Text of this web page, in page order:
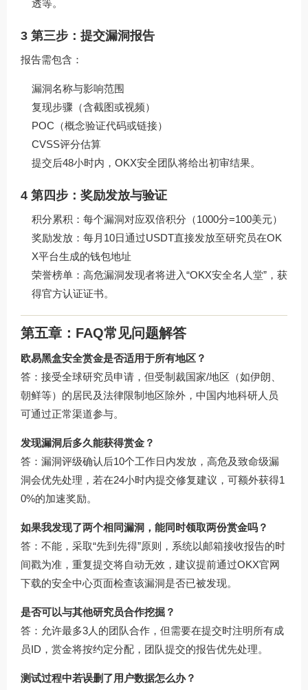
透等。
3 第三步：提交漏洞报告
报告需包含：
漏洞名称与影响范围
复现步骤（含截图或视频）
POC（概念验证代码或链接）
CVSS评分估算
提交后48小时内，OKX安全团队将给出初审结果。
4 第四步：奖励发放与验证
积分累积：每个漏洞对应双倍积分（1000分=100美元）
奖励发放：每月10日通过USDT直接发放至研究员在OK
X平台生成的钱包地址
荣誉榜单：高危漏洞发现者将进入“OKX安全名人堂”，获
得官方认证证书。
第五章：FAQ常见问题解答
欧易黑盒安全赏金是否适用于所有地区？
答：接受全球研究员申请，但受制裁国家/地区（如伊朗、
朝鲜等）的居民及法律限制地区除外，中国内地科研人员
可通过正常渠道参与。
发现漏洞后多久能获得赏金？
答：漏洞评级确认后10个工作日内发放，高危及致命级漏
洞会优先处理，若在24小时内提交修复建议，可额外获得1
0%的加速奖励。
如果我发现了两个相同漏洞，能同时领取两份赏金吗？
答：不能，采取“先到先得”原则，系统以邮箱接收报告的时
间戳为准，重复提交将自动无效，建议提前通过OKX官网
下载的安全中心页面检查该漏洞是否已被发现。
是否可以与其他研究员合作挖掘？
答：允许最多3人的团队合作，但需要在提交时注明所有成
员ID，赏金将按约定分配，团队提交的报告优先处理。
测试过程中若误删了用户数据怎么办？